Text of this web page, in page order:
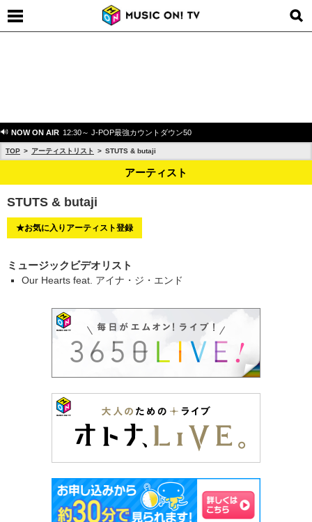
NOW ON AIR 12:30～ J-POP最強カウントダウン50
TOP アーティストリスト STUTS & butaji
アーティスト
STUTS & butaji
★お気に入りアーティスト登録
ミュージックビデオリスト
Our Hearts feat. アイナ・ジ・エンド